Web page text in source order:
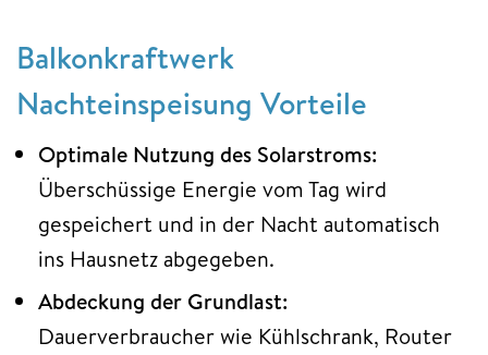
Balkonkraftwerk
Nachteinspeisung Vorteile
Optimale Nutzung des Solarstroms:
Überschüssige Energie vom Tag wird
gespeichert und in der Nacht automatisch
ins Hausnetz abgegeben.
Abdeckung der Grundlast:
Dauerverbraucher wie Kühlschrank, Router